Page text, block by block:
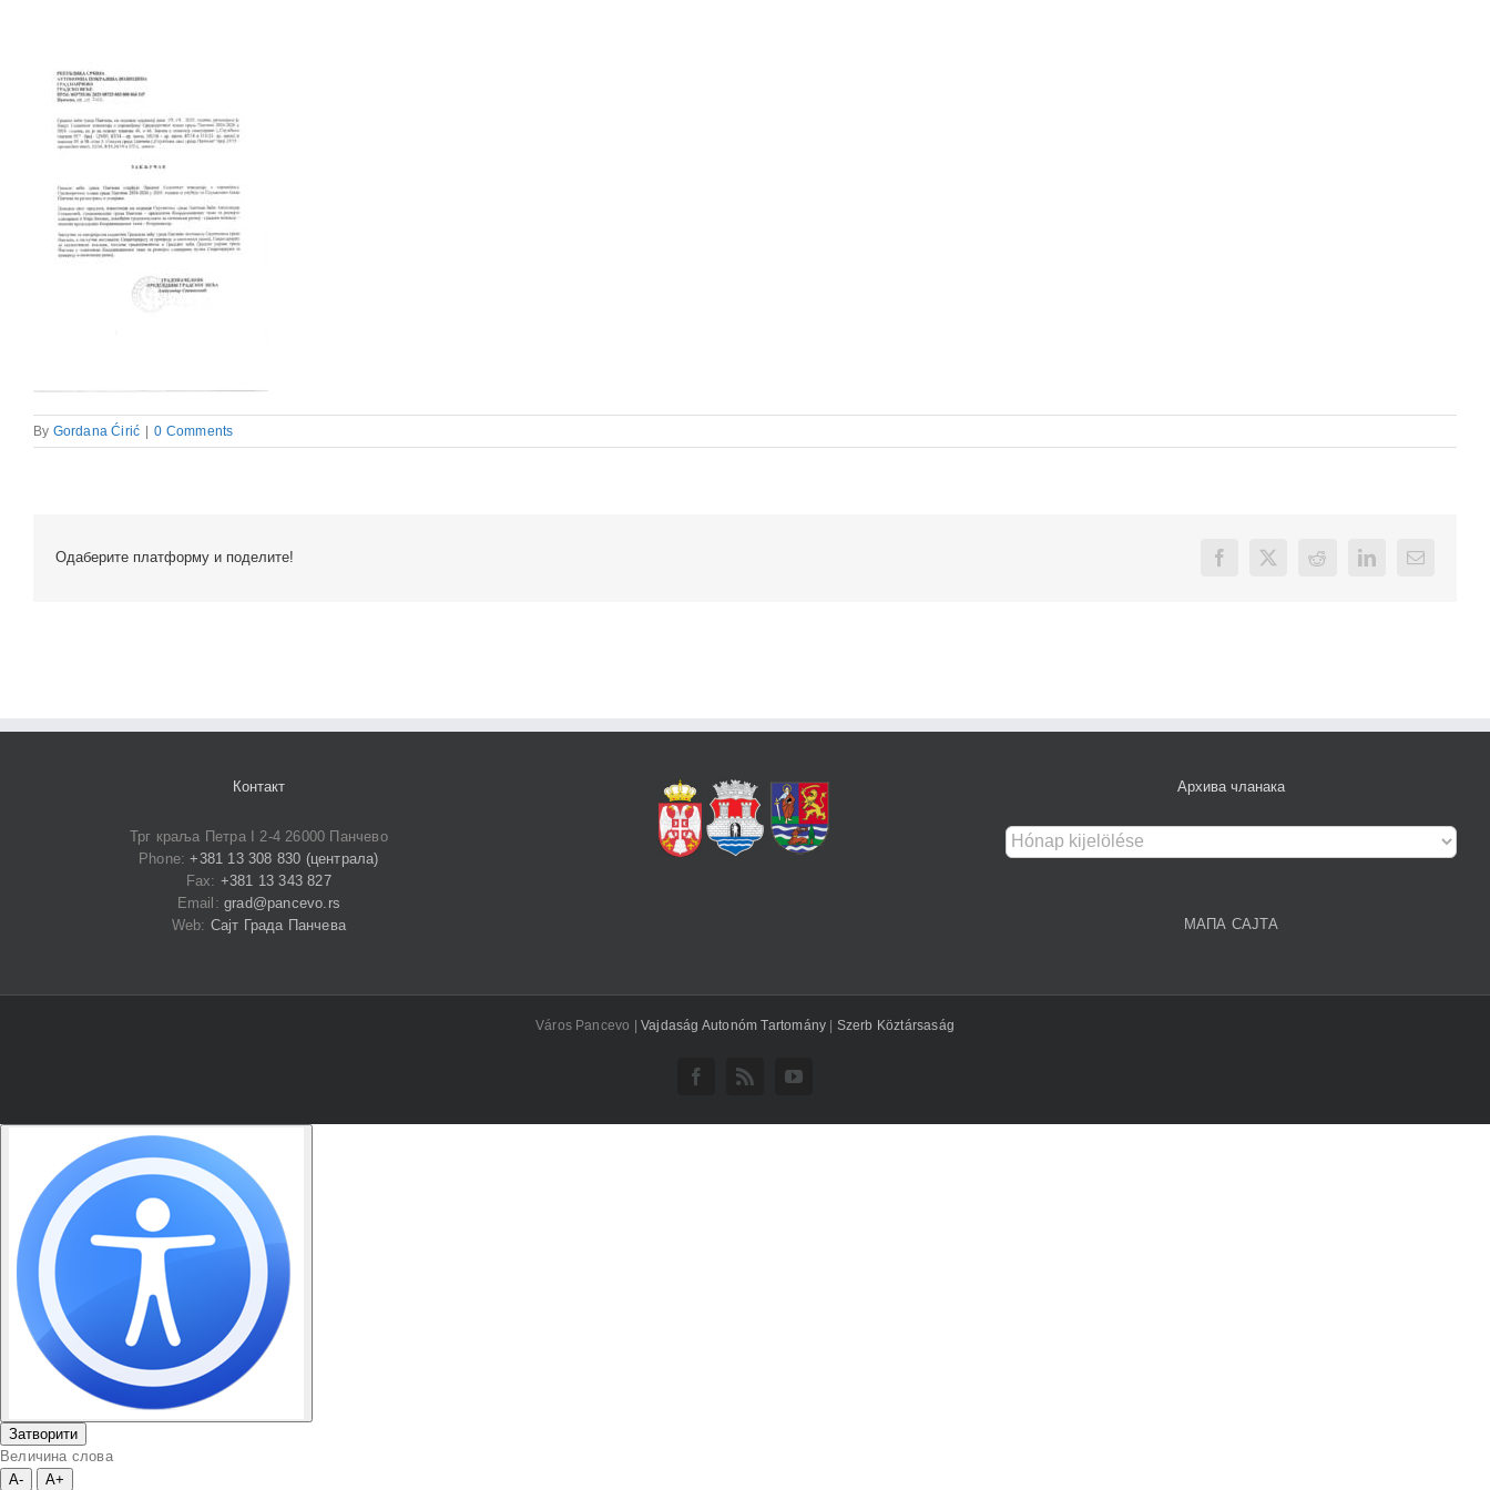
By Gordana Ćirić 0 Comments
Одаберите платформу и поделите! Facebook
X RedditLinkedInEmail
Контакт
Трг краља Петра I 2-4 26000 Панчево
Phone:+381 13 308 830 (централа)
Fax: +381 13 343 827
Email:grad@pancevo.rs
Web: Сајт Града Панчева
Архива чланака
Архива
чланака
МАПА САЈТА
Város Pancevo |Vajdaság Autonóm Tartomány | Szerb Köztársaság
Facebook
Rss YouTube
Затворити
Величина слова
A-
A+